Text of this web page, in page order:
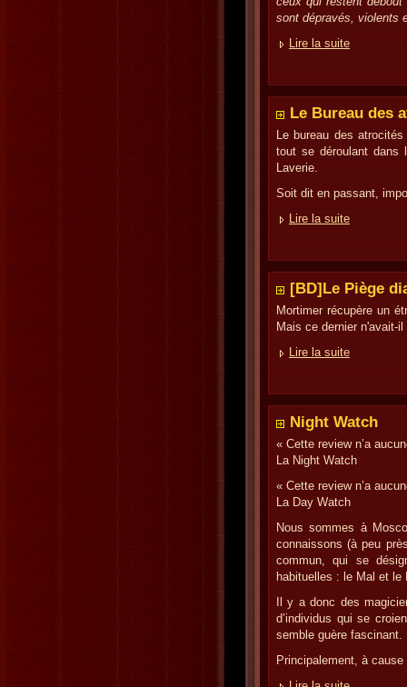
sont dépravés, violents
Lire la suite
Le Bureau des
Le bureau des
tout se déroulant dans
Laverie.
Soit dit en passant,
Lire la suite
[BD]Le Piège
Mortimer récupère un
Mais ce dernier n'avait-
Lire la suite
Night Watch
« Cette review n’a
La Night Watch
« Cette review n’a
La Day Watch
Nous sommes à
connaissons (à peu
commun, qui se
habituelles : le Mal et le
Il y a donc des
d’individus qui se
semble guère fascinant.
Principalement, à